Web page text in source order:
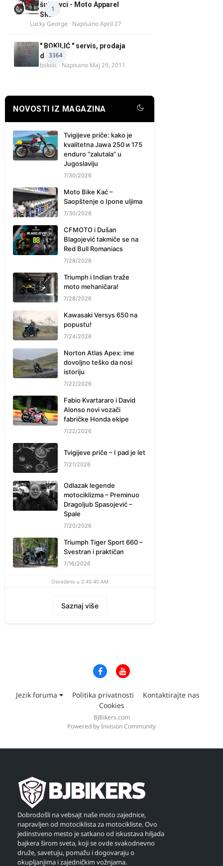
1
šuškavci - Moto Apparel
SRB
Lucky George · NapisanoApril 27
3364
" BOKILIĆ " servis, prodaja
delova
bokilic · Napisano Maj 29, 2011
NOVOSTI IZ MAGAZINA
Tvigijeve priče: kako je
kvalitetna Jawa 250 и 175
enduro “zalutala” u
Jugoslaviju
7/30/2026
Moto Bike Kać –
Saopštenje o Ipone uljima
7/30/2026
CFMOTO i Dušan
Blagojević takmiče se na
Red Bull Romaniacs
7/28/2026
Triumph i Indian traže
moto mehaničara!
7/28/2026
Kawasaki Versys 650 na
popustu!
7/24/2026
Norton Atlas Apex: ime
dovoljno teško da nosi
istoriju
7/22/2026
Fabio Kvartararo i David
Alonso novi vozači
fabričke Honda ekipe
7/22/2026
Tvigijeve priče – I pad je let
7/21/2026
Odlazak legende
motociklizma – Preminuo
Dragoljub Spasojević –
Spale
7/20/2026
Triumph Tiger Sport 660 –
Svestran i praktičan
7/16/2026
Osveženo u 2:45:40 AM
Saznaj više
Jezik foruma Politika privatnosti
Kontaktirajte nas
Cookies
BJBikers.com
Powered by Invision Community
Dobrodošli na vebsajt naše moto zajednice,
napravljen od motociklista za motocikliste. Ovo
jedinstveno mesto je satkano od iskustava hiljada
bajkera širom sveta, koji se ovde svakodnevno
druže, savetuju, pomažu i dogovaraju o
okupljanjima i zajedničkim vožnjama.